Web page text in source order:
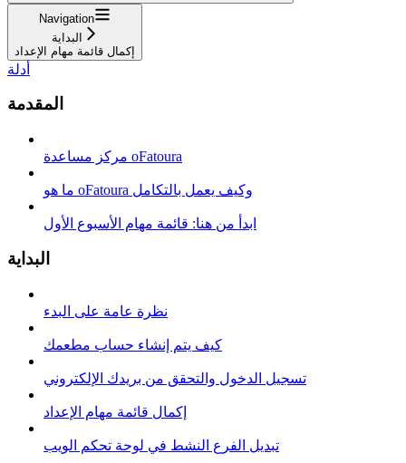
Navigation
البداية
إكمال قائمة مهام الإعداد
أدلة
المقدمة
مركز مساعدة oFatoura
ما هو oFatoura وكيف يعمل بالتكامل
ابدأ من هنا: قائمة مهام الأسبوع الأول
البداية
نظرة عامة على البدء
كيف يتم إنشاء حساب مطعمك
تسجيل الدخول والتحقق من بريدك الإلكتروني
إكمال قائمة مهام الإعداد
تبديل الفرع النشط في لوحة تحكم الويب